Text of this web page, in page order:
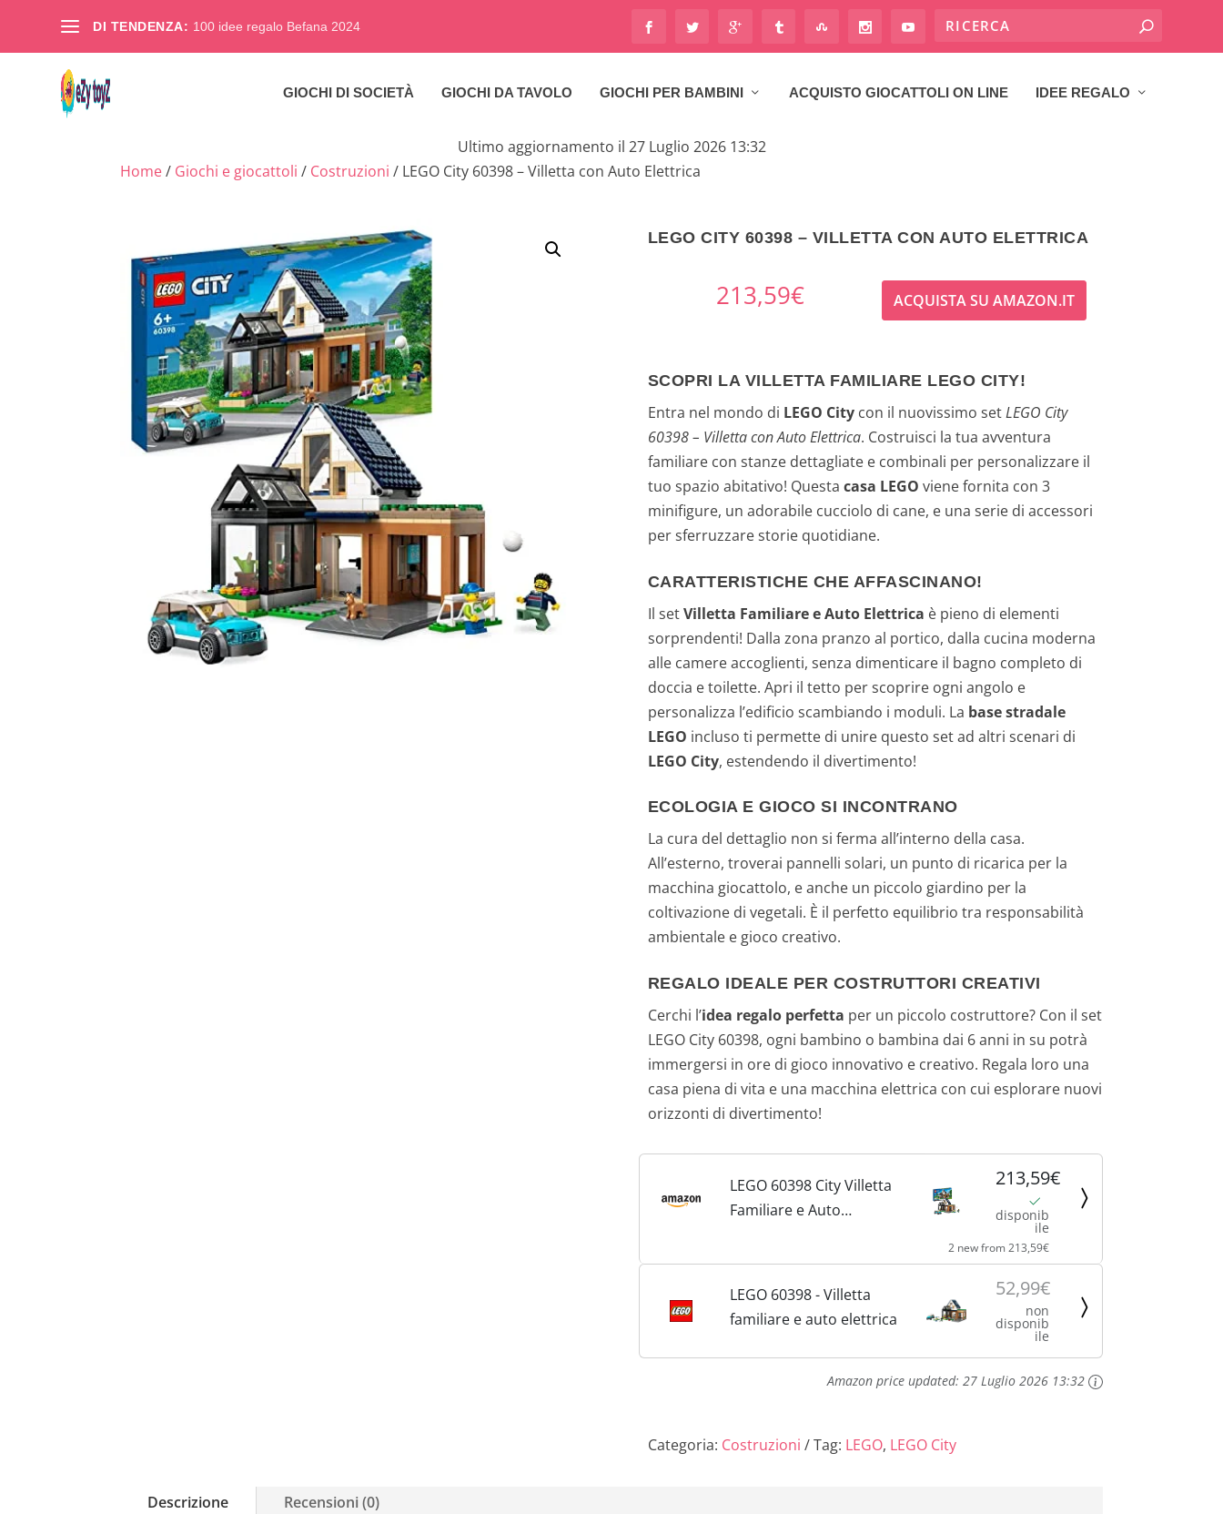
DI TENDENZA: 100 idee regalo Befana 2024
GIOCHI DI SOCIETÀ GIOCHI DA TAVOLO GIOCHI PER BAMBINI ACQUISTO GIOCATTOLI ON LINE IDEE REGALO
Ultimo aggiornamento il 27 Luglio 2026 13:32
Home/ Giochi e giocattoli / Costruzioni / LEGO City 60398 – Villetta con Auto Elettrica
LEGO CITY 60398 – VILLETTA CON AUTO ELETTRICA
213,59€ ACQUISTA SU AMAZON.IT
SCOPRI LA VILLETTA FAMILIARE LEGO CITY!
Entra nel mondo di LEGO Citycon il nuovissimo setLEGO City
60398 – Villetta con Auto Elettrica. Costruisci la tua avventura
familiare con stanze dettagliate e combinali per personalizzare il
tuo spazio abitativo! Questa casa LEGO viene fornita con 3
minifigure, un adorabile cucciolo di cane, e una serie di accessori
per sferruzzare storie quotidiane.
CARATTERISTICHE CHE AFFASCINANO!
Il setVilletta Familiare e Auto Elettrica è pieno di elementi
sorprendenti! Dalla zona pranzo al portico, dalla cucina moderna
alle camere accoglienti, senza dimenticare il bagno completo di
doccia e toilette. Apri il tetto per scoprire ogni angolo e
personalizza l’edificio scambiando i moduli. La base stradale
LEGO incluso ti permette di unire questo set ad altri scenari di
LEGO City, estendendo il divertimento!
ECOLOGIA E GIOCO SI INCONTRANO
La cura del dettaglio non si ferma all’interno della casa.
All’esterno, troverai pannelli solari, un punto di ricarica per la
macchina giocattolo, e anche un piccolo giardino per la
coltivazione di vegetali. È il perfetto equilibrio tra responsabilità
ambientale e gioco creativo.
REGALO IDEALE PER COSTRUTTORI CREATIVI
Cerchi l’idea regalo perfetta per un piccolo costruttore? Con il set
LEGO City 60398, ogni bambino o bambina dai 6 anni in su potrà
immergersi in ore di gioco innovativo e creativo. Regala loro una
casa piena di vita e una macchina elettrica con cui esplorare nuovi
orizzonti di divertimento!
LEGO 60398 City Villetta
Familiare e Auto
Building Set Casa delle
Bambole con Macchina
Giocattolo, Minifigure e
213,59€
disponib
ile
2 new from 213,59€
LEGO 60398 - Villetta
familiare e auto elettrica
52,99€
non
disponib
ile
Amazon price updated: 27 Luglio 2026 13:32
Categoria: Costruzioni Tag: LEGO, LEGO City
Descrizione Recensioni (0)